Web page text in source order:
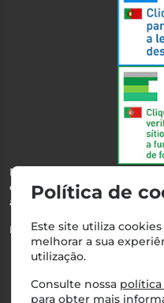
Esta farmácia encontra-se
dispensa de medicamentos
através da internet.
Nº Infarmed: 21 798 7100
Direção Técnica:
NIPC:510103669 | Teresa
Política de
Este site utiliza cookies
melhorar a sua
utilização.
Consulte nossa política
para obter mais